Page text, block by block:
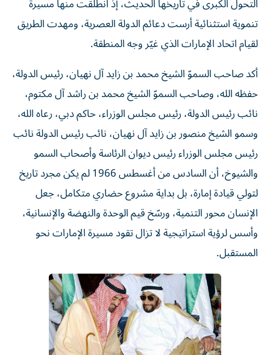
تنموية استثنائية أرست دعائم الدولة العصرية، ومهدت الطريق
لقيام اتحاد الإمارات الذي غيّر وجه المنطقة.
أكد صاحب السموّ الشيخ محمد بن زايد آل نهيان، رئيس الدولة،
حفظه الله، وصاحب السموّ الشيخ محمد بن راشد آل مكتوم،
نائب رئيس الدولة، رئيس مجلس الوزراء، حاكم دبي، رعاه الله،
وسمو الشيخ منصور بن زايد آل نهيان، نائب رئيس الدولة نائب
رئيس مجلس الوزراء رئيس ديوان الرئاسة وأصحاب السمو
والشيوخ، أن السادس من أغسطس 1966 لم يكن مجرد تاريخ
لتولي قيادة إمارة، بل بداية مشروع حضاري متكامل، جعل
الإنسان محور التنمية، ورسّخ قيم الوحدة والنهضة والإنسانية،
وأسس لرؤية استراتيجية لا تزال تقود مسيرة الإمارات نحو
المستقبل.